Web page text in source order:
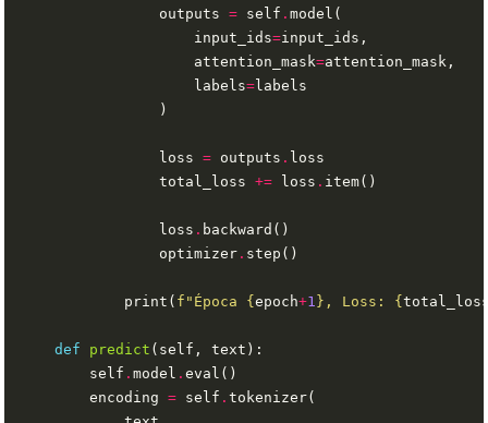
                outputs
= self .
                    input_ids
=
                    attention_mask
=
                    labels
=
                loss
= outputs .
                total_loss
+= loss .
                loss
.
                optimizer
.
            print(
f "Época {epoch+1 } , Loss: {
def predict
        self
.model .
        encoding
= self .